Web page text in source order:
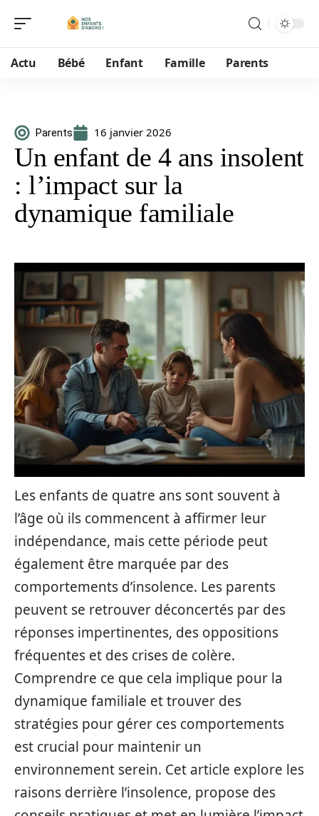
Actu Bébé Enfant Famille Parents
Parents 16 janvier 2026
Un enfant de 4 ans insolent
: l’impact sur la
dynamique familiale
Les enfants de quatre ans sont souvent à
l’âge où ils commencent à affirmer leur
indépendance, mais cette période peut
également être marquée par des
comportements d’insolence. Les parents
peuvent se retrouver déconcertés par des
réponses impertinentes, des oppositions
fréquentes et des crises de colère.
Comprendre ce que cela implique pour la
dynamique familiale et trouver des
stratégies pour gérer ces comportements
est crucial pour maintenir un
environnement serein. Cet article explore les
raisons derrière l’insolence, propose des